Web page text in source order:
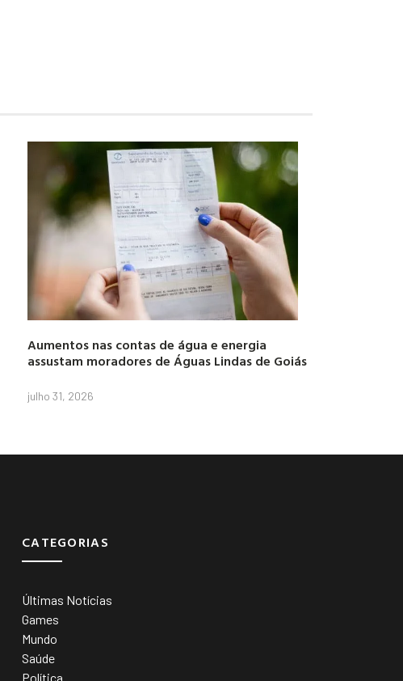
Aumentos nas contas de água e energia
assustam moradores de Águas Lindas de Goiás
julho 31, 2026
CATEGORIAS
Últimas Notícias
Games
Mundo
Saúde
Política